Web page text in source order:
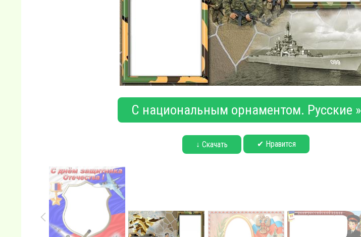
С национальным орнаментом. Русские »
↓ Скачать ✔ Нравится